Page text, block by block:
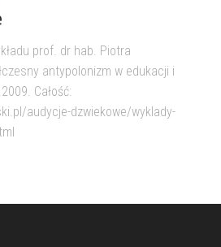
prof. dr hab. Piotra
antypolonizm w edukacji i
Całość:
audycje-dzwiekowe/wyklady-